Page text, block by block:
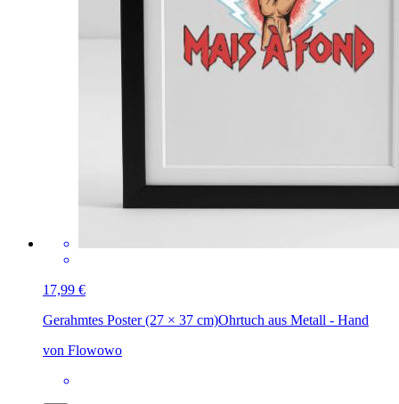
17,99 €
Gerahmtes Poster (27 × 37 cm)Ohrtuch aus Metall - Hand
von Flowowo